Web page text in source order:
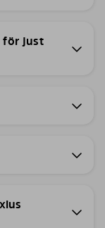
för just